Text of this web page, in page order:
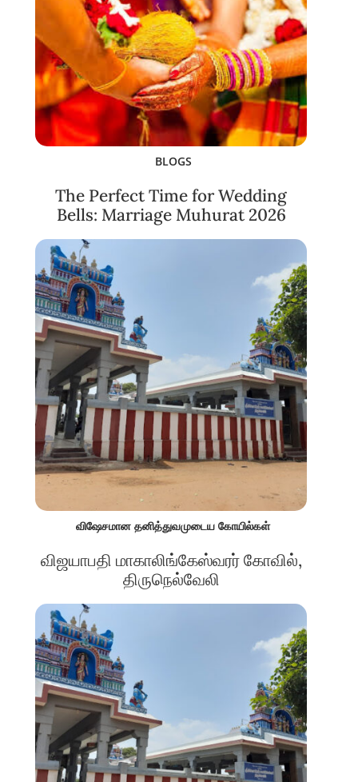
BLOGS
The Perfect Time for Wedding
Bells: Marriage Muhurat 2026
விஷேசமான தனித்துவமுடைய கோயில்கள்
விஜயாபதி மாகாலிங்கேஸ்வரர் கோவில்,
திருநெல்வேலி